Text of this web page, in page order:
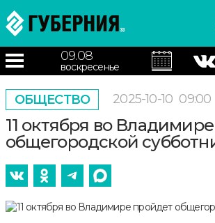
09.08
воскресенье
ОБЩЕСТВО 2025-10-10 09:00
11 октября во
общегородской